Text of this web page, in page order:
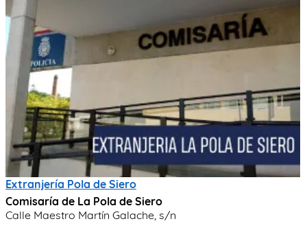
Extranjería Pola de Siero
Comisaría de La Pola de Siero
Calle Maestro Martín Galache, s/n